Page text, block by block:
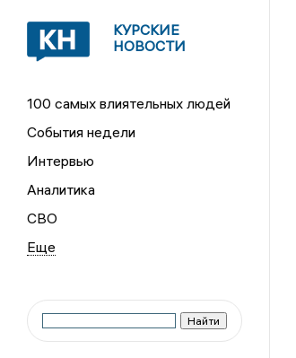
КУРСКИЕ
НОВОСТИ
100 самых влиятельных людей
События недели
Интервью
Аналитика
СВО